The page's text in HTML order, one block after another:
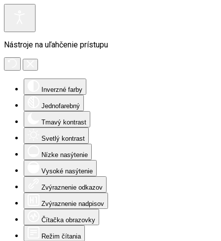
Nástroje na uľahčenie prístupu
Inverzné farby
Jednofarebný
Tmavý kontrast
Svetlý kontrast
Nízke nasýtenie
Vysoké nasýtenie
Zvýraznenie odkazov
Zvýraznenie nadpisov
Čítačka obrazovky
Režim čítania